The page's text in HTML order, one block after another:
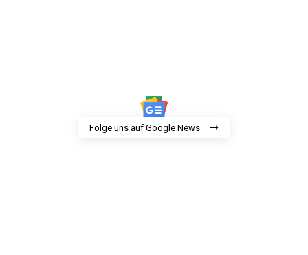
Folge uns auf Google News